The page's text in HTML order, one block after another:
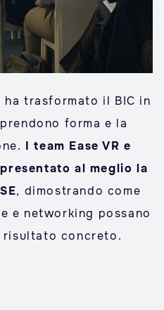
ha trasformato il BIC in
forma e la
I team Ease VR e
al meglio la
, dimostrando come
e networking possano
risultato concreto.